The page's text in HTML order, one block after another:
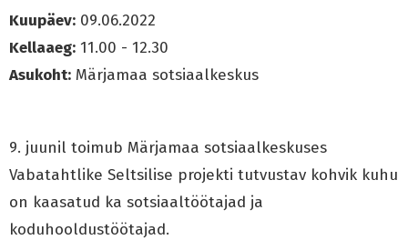
Kuupäev: 09.06.2022
Kellaaeg: 11.00 - 12.30
Asukoht: Märjamaa sotsiaalkeskus
9. juunil toimub Märjamaa sotsiaalkeskuses
Vabatahtlike Seltsilise projekti tutvustav kohvik kuhu
on kaasatud ka sotsiaaltöötajad ja
koduhooldustöötajad.